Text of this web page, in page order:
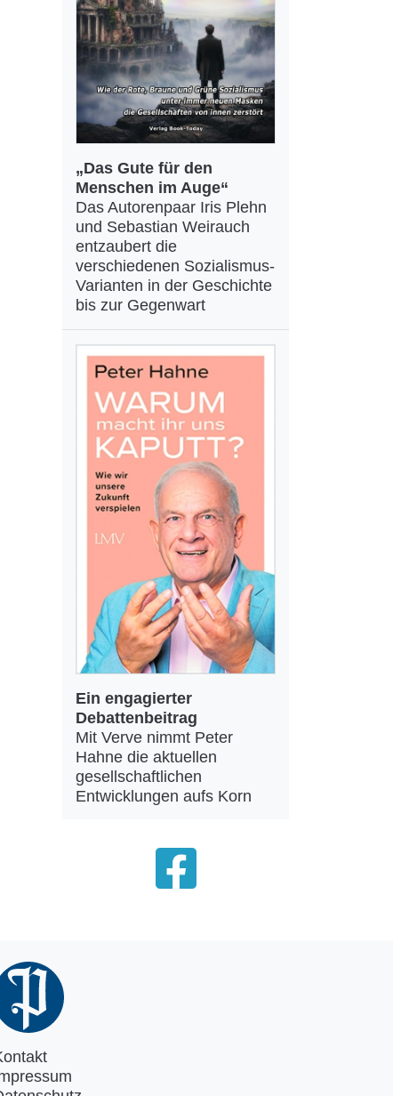
„Das Gute für den
Menschen im Auge“
Das Autorenpaar Iris Plehn
und Sebastian Weirauch
entzaubert die
verschiedenen Sozialismus-
Varianten in der Geschichte
bis zur Gegenwart
Ein engagierter
Debattenbeitrag
Mit Verve nimmt Peter
Hahne die aktuellen
gesellschaftlichen
Entwicklungen aufs Korn